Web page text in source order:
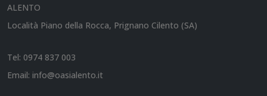
ALENTO
Località Piano della Rocca, Prignano Cilento (SA)
Tel: 0974 837 003
Email: info@oasialento.it